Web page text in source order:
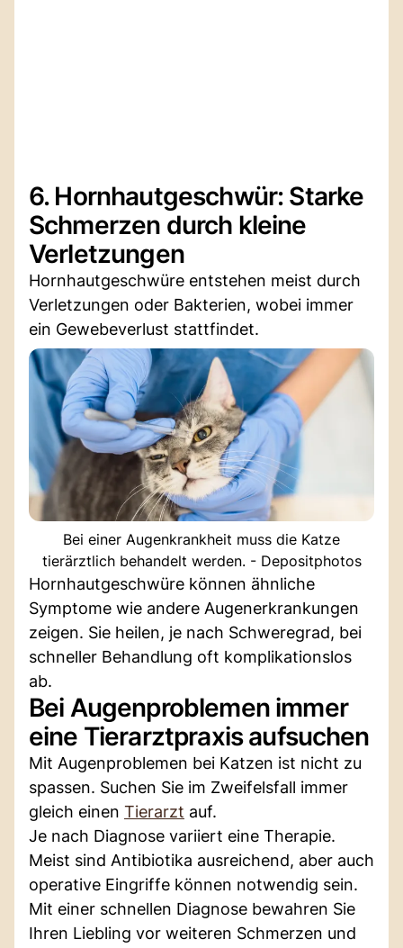
6. Hornhautgeschwür: Starke
Schmerzen durch kleine
Verletzungen
Hornhautgeschwüre entstehen meist durch
Verletzungen oder Bakterien, wobei immer
ein Gewebeverlust stattfindet.
Bei einer Augenkrankheit muss die Katze
tierärztlich behandelt werden. - Depositphotos
Hornhautgeschwüre können ähnliche
Symptome wie andere Augenerkrankungen
zeigen. Sie heilen, je nach Schweregrad, bei
schneller Behandlung oft komplikationslos
ab.
Bei Augenproblemen immer
eine Tierarztpraxis aufsuchen
Mit Augenproblemen bei Katzen ist nicht zu
spassen. Suchen Sie im Zweifelsfall immer
gleich einen Tierarzt auf.
Je nach Diagnose variiert eine Therapie.
Meist sind Antibiotika ausreichend, aber auch
operative Eingriffe können notwendig sein.
Mit einer schnellen Diagnose bewahren Sie
Ihren Liebling vor weiteren Schmerzen und